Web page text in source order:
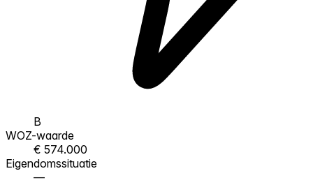
B
WOZ-waarde
€ 574.000
Eigendomssituatie
—